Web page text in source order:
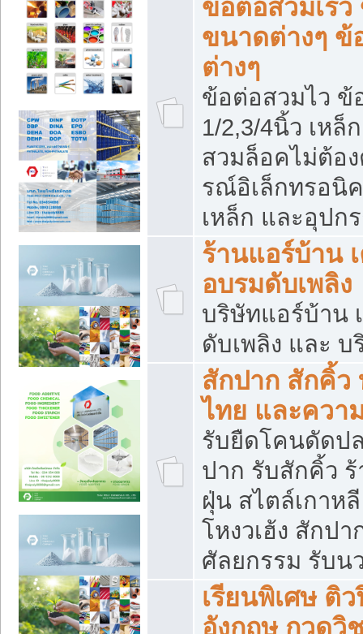
ข้อต่อสวมเร็
ขนาดต่างๆ ข้
ต่างๆ
ข้อต่อสวมไว ข้
1/2,3/4นิ้ว เหล็
สวมล็อคไม่ต้อ
รณ์อิเล็กทรอนิ
เหล็ก และอุปก
ร้านแอร์บ้าน
อบรมดับเพลิง
บริษัทแอร์บ้าน
ดับเพลิง และ
สักปาก สักคิ้
ไทย และควา
รับยืดโคนดัดป
ปาก รับสักคิ้ว
ฝุ่น สไตล์เกาห
โหงวเฮ้ง สักป
ศัลยกรรม รับน
เรียนพิเศษ ติ
อังกฤษ กวดวิ